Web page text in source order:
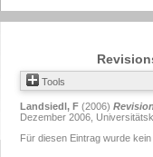
Tools
Landsiedl, F (2006)
Dezember 2006,
Für diesen Eintrag wurde